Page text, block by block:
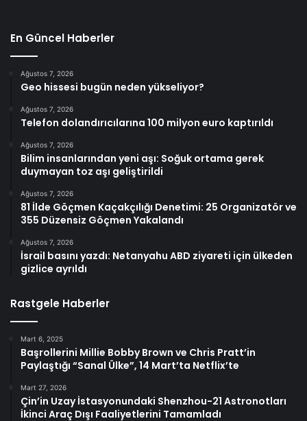
En Güncel Haberler
Ağustos 7, 2026
Geo hissesi bugün neden yükseliyor?
Ağustos 7, 2026
Telefon dolandırıcılarına 100 milyon euro kaptırıldı
Ağustos 7, 2026
Bilim insanlarından yeni aşı: Soğuk ortama gerek
duymayan toz aşı geliştirildi
Ağustos 7, 2026
81 İlde Göçmen Kaçakçılığı Denetimi: 25 Organizatör ve
355 Düzensiz Göçmen Yakalandı
Ağustos 7, 2026
İsrail basını yazdı: Netanyahu ABD ziyareti için ülkeden
gizlice ayrıldı
Rastgele Haberler
Mart 6, 2025
Başrollerini Millie Bobby Brown ve Chris Pratt’in
Paylaştığı “Sanal Ülke”, 14 Mart’ta Netflix’te
Mart 27, 2026
Çin’in Uzay İstasyonundaki Shenzhou-21 Astronotları
İkinci Araç Dışı Faaliyetlerini Tamamladı